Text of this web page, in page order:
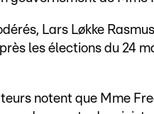
Lars Løkke
les élections du 24
notent que Mme